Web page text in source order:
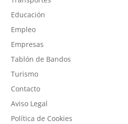
Educación
Empleo
Empresas
Tablón de Bandos
Turismo
Contacto
Aviso Legal
Política de Cookies